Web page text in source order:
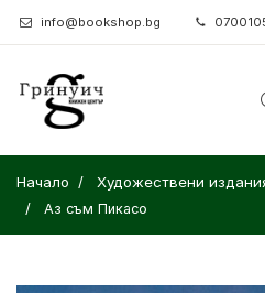
info@bookshop.bg
Начало Художествени
Аз съм Пикасо